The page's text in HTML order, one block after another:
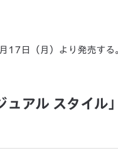
17日（月）より発売する
アル スタイル」